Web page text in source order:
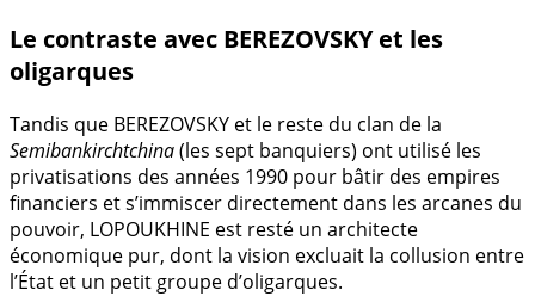
Le contraste avec BEREZOVSKY et les
oligarques
Tandis que BEREZOVSKY et le reste du clan de la
Semibankirchtchina(les sept banquiers) ont utilisé les
privatisations des années 1990 pour bâtir des empires
financiers et s’immiscer directement dans les arcanes du
pouvoir, LOPOUKHINE est resté un architecte
économique pur, dont la vision excluait la collusion entre
l’État et un petit groupe d’oligarques.